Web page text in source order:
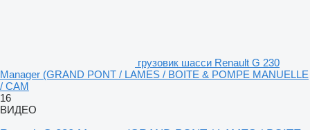
грузовик шасси Renault G 230
Manager (GRAND PONT / LAMES / BOITE & POMPE MANUELLE
/ CAM
16
ВИДЕО